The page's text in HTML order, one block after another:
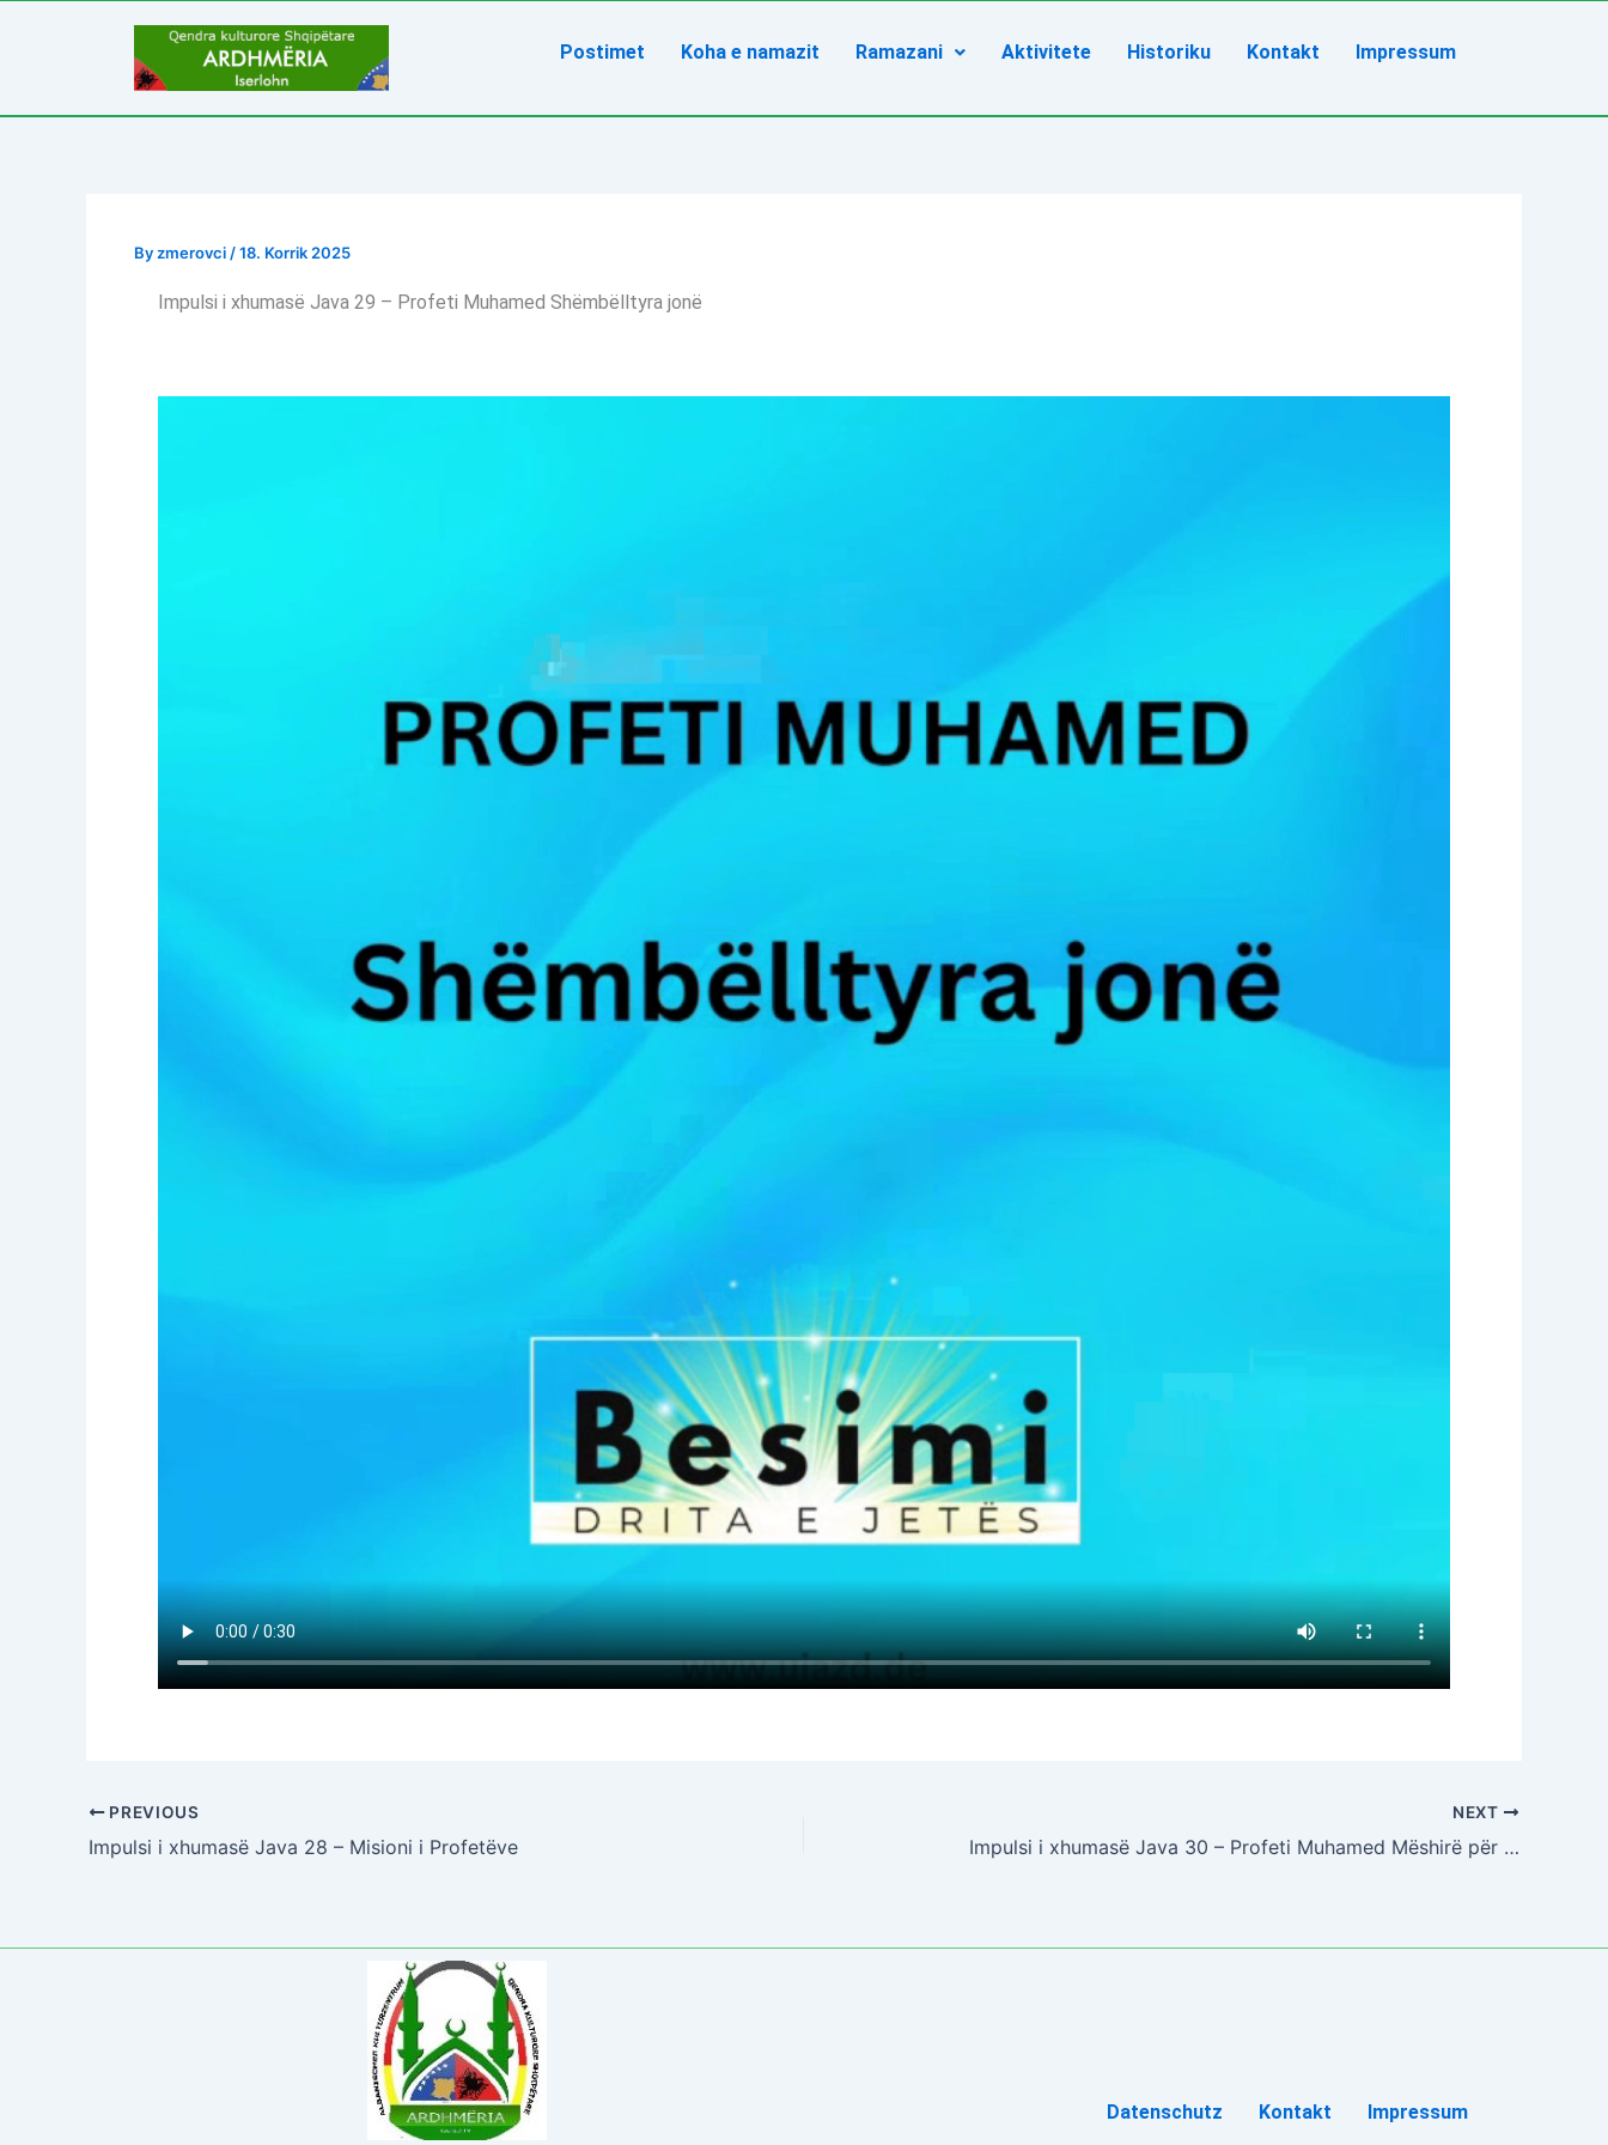
Postimet Koha e namazit Ramazani Aktivitete Historiku Kontakt Impressum
Byzmerovci /18. Korrik 2025
Impulsi i xhumasë Java 29 – Profeti Muhamed Shëmbëlltyra jonë
PREVIOUS
Impulsi i xhumasë Java 28 – Misioni i Profetëve
NEXT
Impulsi i xhumasë Java 30 – Profeti Muhamed Mëshirë për botën
Datenschutz Kontakt Impressum